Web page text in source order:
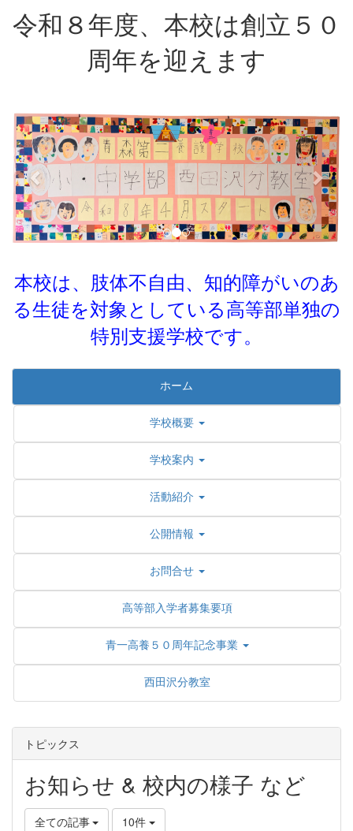
令和８年度、本校は創立５０
周年を迎えます
p
r
e
v
i
o
u
e
x
t
本校は、肢体不自由、知的障がいのあ
る生徒を対象としている高等部単独の
特別支援学校です。
ホーム
学校概要
学校案内
活動紹介
公開情報
お問合せ
高等部入学者募集要項
青一高養５０周年記念事業
西田沢分教室
トピックス
お知らせ & 校内の様子 など
全ての記事 10件